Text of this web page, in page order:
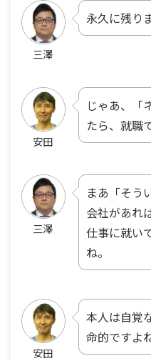
三澤
永久に残り
安田
じゃあ、「
たら、就職
三澤
まあ「そう
会社があれ
仕事に就い
ね。
安田
本人は自覚
命的ですよ